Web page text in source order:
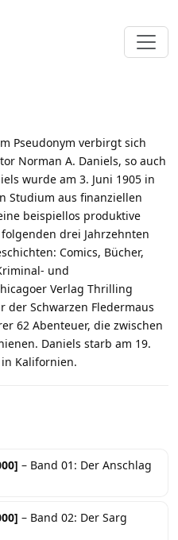
Pseudonym verbirgt sich
Norman A. Daniels, so auch
wurde am 3. Juni 1905 in
Studium aus finanziellen
beispiellos produktive
drei Jahrzehnten
Comics, Bücher,
und
Verlag Thrilling
der Schwarzen Fledermaus
62 Abenteuer, die zwischen
Daniels starb am 19.
in Kalifornien.
– Band 01: Der Anschlag
– Band 02: Der Sarg